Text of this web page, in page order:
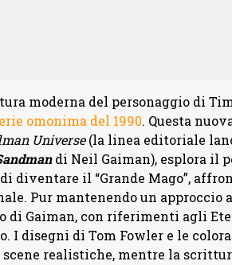
moderna del personaggio di
omonima del 1990. Questa
Universe(la linea editoriale
di Neil Gaiman), esplora il
diventare il “Grande Mago”,
Pur mantenendo un approccio
di Gaiman, con riferimenti agli
I disegni di Tom Fowler e le
scene realistiche, mentre la